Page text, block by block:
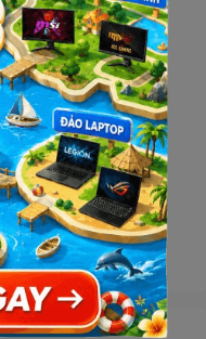
dây
TP-S5